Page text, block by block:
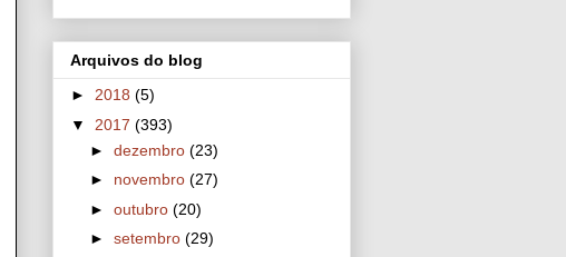
Arquivos do blog
► 2018 (5)
▼ 2017 (393)
► dezembro (23)
► novembro (27)
► outubro (20)
► setembro (29)